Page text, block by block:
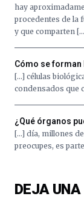
hay
procedentes de la
y que comparten
Cómo se
[…] células
condensados que
¿Qué órganos
[…] día, millones
preocupes, es
DEJA UNA